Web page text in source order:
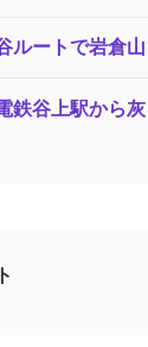
ルートで岩倉山
鉄谷上駅から